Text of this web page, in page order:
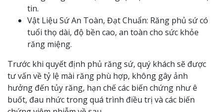
tin.
Vật Liệu Sứ An Toàn, Đạt Chuẩn: Răng phủ sứ có
tuổi thọ dài, độ bền cao, an toàn cho sức khỏe
răng miệng.
Trước khi quyết định phủ răng sứ, quý khách sẽ được
tư vấn về tỷ lệ mài răng phù hợp, không gây ảnh
hưởng đến tủy răng, hạn chế các biến chứng như ê
buốt, đau nhức trong quá trình điều trị và các biến